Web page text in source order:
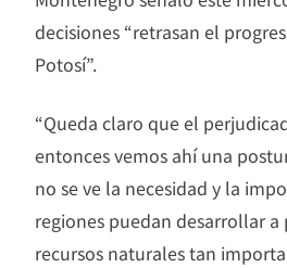
decisiones “retrasan el
Potosí”.
“Queda claro que el
entonces vemos ahí una
no se ve la necesidad y la
regiones puedan desarrollar a
recursos naturales tan